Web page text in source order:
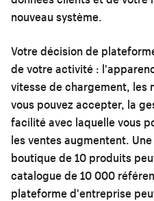
nouveau système.
Votre décision de
de votre activité :
vitesse de chargement, les
vous pouvez accepter, la
facilité avec laquelle vous
les ventes augmentent.
boutique de 10 produits
catalogue de 10 000
plateforme d'entreprise